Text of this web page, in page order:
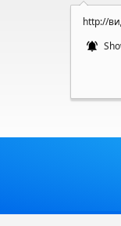
http://